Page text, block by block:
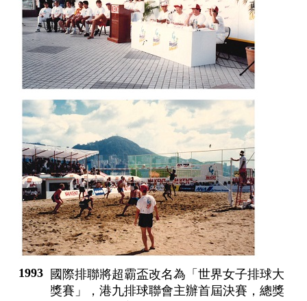
1993
國際排聯將超霸盃改名為「世界女子排球大
獎賽」，港九排球聯會主辦首屆決賽，總獎